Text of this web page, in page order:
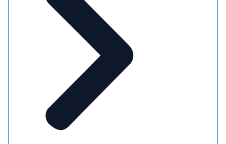
Kennisnotitie Samenhang tussen armoede en
problematische schulden
Bredewelvaartsanalyse van woningisolatie
Wensdenken helpt burgers niet
Eigen regie of een duurzame arbeidsmarkt?
De leefwerelden van arm en rijk
Terugblik SCP-symposium 'De waarde van werk, nu
en in de toekomst'
Kennisnotitie Brede welvaart en kwaliteit van de
samenleving